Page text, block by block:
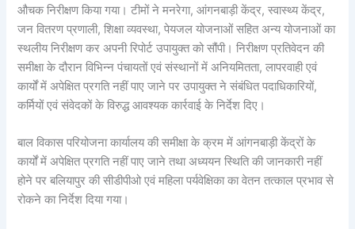
औचक निरीक्षण किया गया। टीमों ने मनरेगा, आंगनबाड़ी केंद्र, स्वास्थ्य केंद्र,
जन वितरण प्रणाली, शिक्षा व्यवस्था, पेयजल योजनाओं सहित अन्य योजनाओं का
स्थलीय निरीक्षण कर अपनी रिपोर्ट उपायुक्त को सौंपी। निरीक्षण प्रतिवेदन की
समीक्षा के दौरान विभिन्न पंचायतों एवं संस्थानों में अनियमितता, लापरवाही एवं
कार्यों में अपेक्षित प्रगति नहीं पाए जाने पर उपायुक्त ने संबंधित पदाधिकारियों,
कर्मियों एवं संवेदकों के विरुद्ध आवश्यक कार्रवाई के निर्देश दिए।
बाल विकास परियोजना कार्यालय की समीक्षा के क्रम में आंगनबाड़ी केंद्रों के
कार्यों में अपेक्षित प्रगति नहीं पाए जाने तथा अध्ययन स्थिति की जानकारी नहीं
होने पर बलियापुर की सीडीपीओ एवं महिला पर्यवेक्षिका का वेतन तत्काल प्रभाव से
रोकने का निर्देश दिया गया।